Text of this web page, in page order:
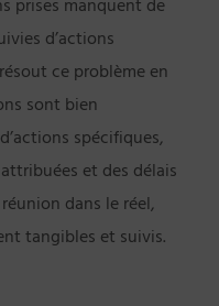
prises manquent de
d’actions
résout ce problème en
sont bien
spécifiques,
et des délais
dans le réel,
tangibles et suivis.